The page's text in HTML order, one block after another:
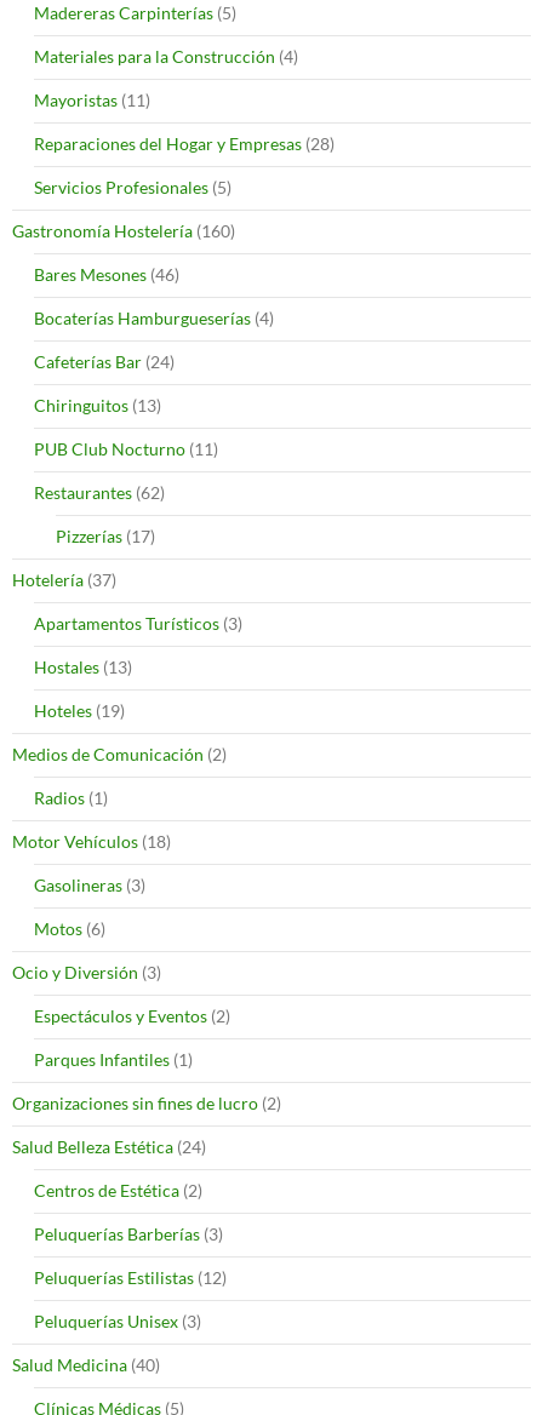
Madereras Carpinterías (5)
Materiales para la Construcción (4)
Mayoristas (11)
Reparaciones del Hogar y Empresas (28)
Servicios Profesionales (5)
Gastronomía Hostelería (160)
Bares Mesones (46)
Bocaterías Hamburgueserías (4)
Cafeterías Bar (24)
Chiringuitos (13)
PUB Club Nocturno (11)
Restaurantes (62)
Pizzerías (17)
Hotelería (37)
Apartamentos Turísticos (3)
Hostales (13)
Hoteles (19)
Medios de Comunicación (2)
Radios (1)
Motor Vehículos (18)
Gasolineras (3)
Motos (6)
Ocio y Diversión (3)
Espectáculos y Eventos (2)
Parques Infantiles (1)
Organizaciones sin fines de lucro (2)
Salud Belleza Estética (24)
Centros de Estética (2)
Peluquerías Barberías (3)
Peluquerías Estilistas (12)
Peluquerías Unisex (3)
Salud Medicina (40)
Clínicas Médicas (5)